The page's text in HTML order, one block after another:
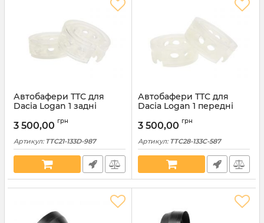
Автобафери ТТС для
Dacia Logan 1 задні
3 500,00 грн
Артикул: TTC21-133D-987
Автобафери ТТС для
Dacia Logan 1 передні
3 500,00 грн
Артикул: TTC28-133C-587